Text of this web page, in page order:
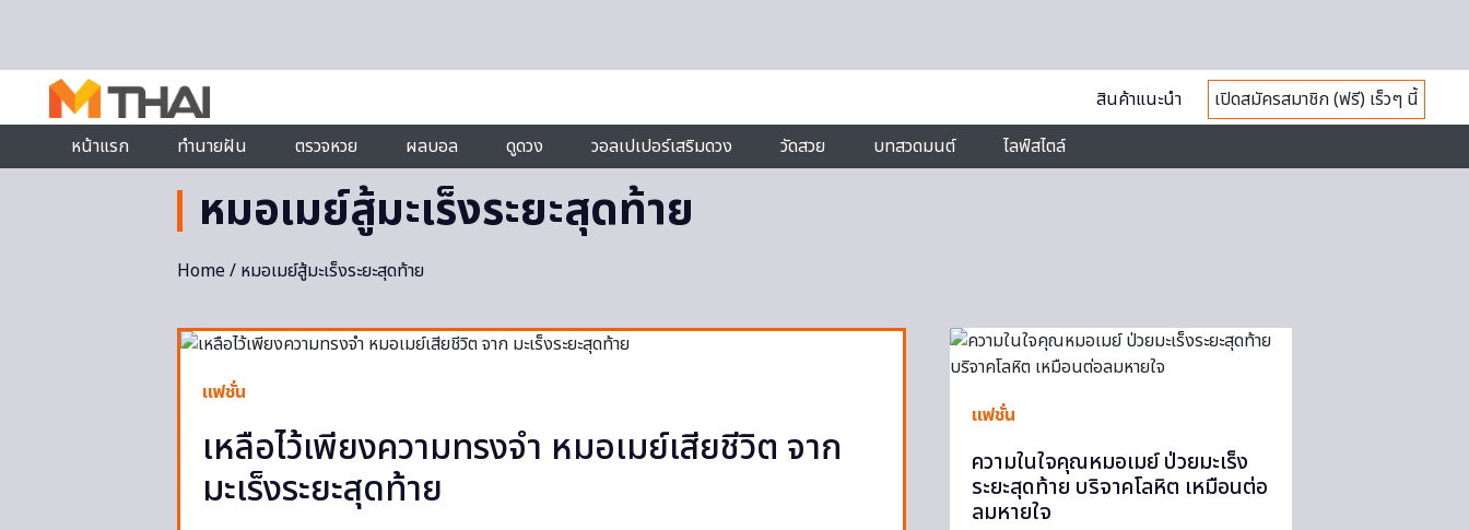
สินค้าแนะนำ
เปิดสมัครสมาชิก (ฟรี) เร็วๆ นี้
หน้าแรก
ทำนายฝัน ตรวจหวย ผลบอล ดูดวง วอลเปเปอร์เสริมดวง วัดสวย บทสวดมนต์ ไลฟ์สไตล์
หมอเมย์สู้มะเร็งระยะสุดท้าย
Home/ หมอเมย์สู้มะเร็งระยะสุดท้าย
แฟชั่น
เหลือไว้เพียงความทรงจำ หมอเมย์เสียชีวิต จาก
มะเร็งระยะสุดท้าย
แฟชั่น
ความในใจคุณหมอเมย์ ป่วยมะเร็ง
ระยะสุดท้าย บริจาคโลหิต เหมือนต่อ
ลมหายใจ